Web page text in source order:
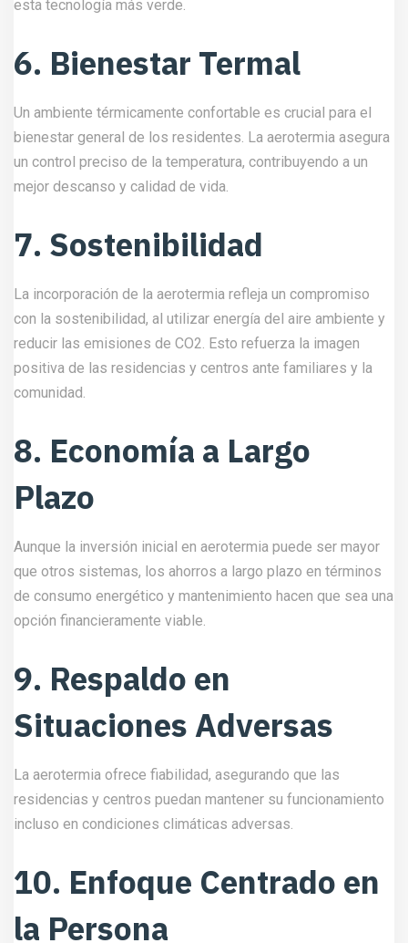
esta tecnología más verde.
6. Bienestar Termal
Un ambiente térmicamente confortable es crucial para el
bienestar general de los residentes. La aerotermia asegura
un control preciso de la temperatura, contribuyendo a un
mejor descanso y calidad de vida.
7. Sostenibilidad
La incorporación de la aerotermia refleja un compromiso
con la sostenibilidad, al utilizar energía del aire ambiente y
reducir las emisiones de CO2. Esto refuerza la imagen
positiva de las residencias y centros ante familiares y la
comunidad.
8. Economía a Largo
Plazo
Aunque la inversión inicial en aerotermia puede ser mayor
que otros sistemas, los ahorros a largo plazo en términos
de consumo energético y mantenimiento hacen que sea una
opción financieramente viable.
9. Respaldo en
Situaciones Adversas
La aerotermia ofrece fiabilidad, asegurando que las
residencias y centros puedan mantener su funcionamiento
incluso en condiciones climáticas adversas.
10. Enfoque Centrado en
la Persona